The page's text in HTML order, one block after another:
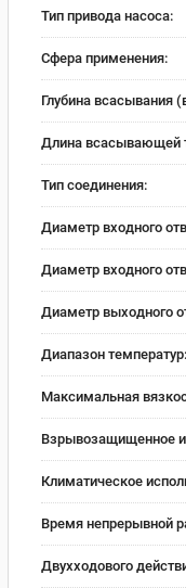
Тип привода насоса:
Сфера применения:
Глубина всасывания
Длина всасывающей
Тип соединения:
Диаметр входного
Диаметр входного
Диаметр выходного
Диапазон температур:
Максимальная
Взрывозащищенное
Климатическое
Время непрерывной
Двухходового